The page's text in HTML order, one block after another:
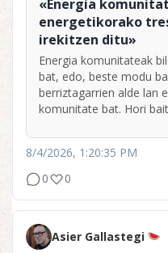
«Energia
energetikorako
irekitzen ditu»
Energia komunitateak
bat, edo, beste modu
berriztagarrien alde lan
komunitate bat. Hori
8/4/2026, 1:20:35 PM
0
0
Asier Gallastegi